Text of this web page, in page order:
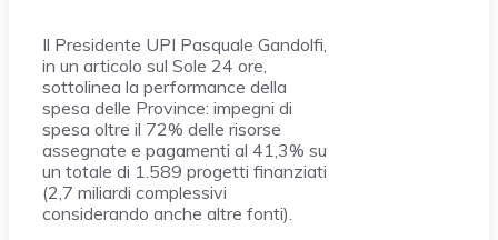
Il Presidente UPI Pasquale Gandolfi,
in un articolo sul Sole 24 ore,
sottolinea la performance della
spesa delle Province: impegni di
spesa oltre il 72% delle risorse
assegnate e pagamenti al 41,3% su
un totale di 1.589 progetti finanziati
(2,7 miliardi complessivi
considerando anche altre fonti).